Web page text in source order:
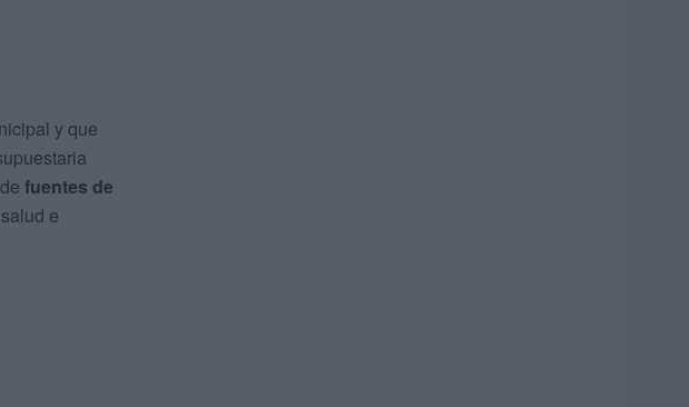
y que
fuentes de
e